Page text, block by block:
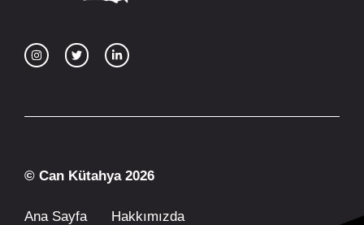
© Can Kütahya 2026
Ana Sayfa Hakkımızda